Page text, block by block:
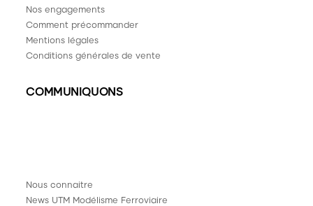
Nos engagements
Comment précommander
Mentions légales
Conditions générales de vente
COMMUNIQUONS
Nous connaitre
News UTM Modélisme Ferroviaire